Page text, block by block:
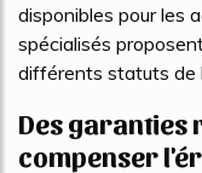
disponibles pour les
spécialisés
différents statuts de
Des
compenser